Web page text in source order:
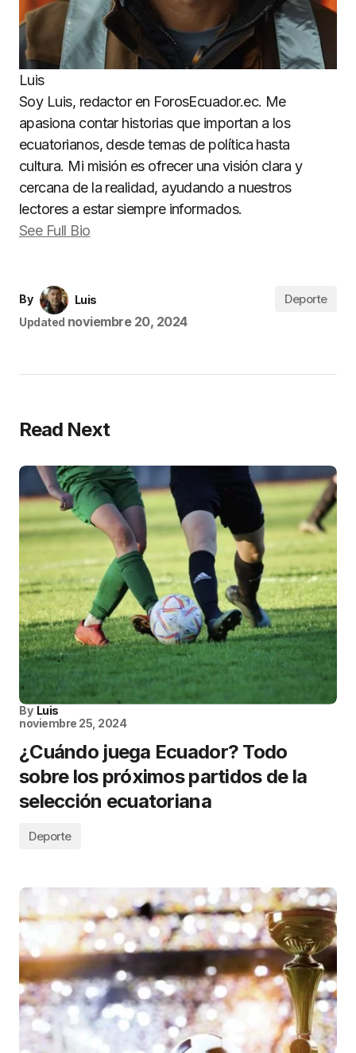
Luis
Soy Luis, redactor en ForosEcuador.ec. Me
apasiona contar historias que importan a los
ecuatorianos, desde temas de política hasta
cultura. Mi misión es ofrecer una visión clara y
cercana de la realidad, ayudando a nuestros
lectores a estar siempre informados.
See Full Bio
By
Luis
Updated noviembre 20, 2024
Deporte
Read Next
By Luis
noviembre 25, 2024
¿Cuándo juega Ecuador? Todo
sobre los próximos partidos de la
selección ecuatoriana
Deporte